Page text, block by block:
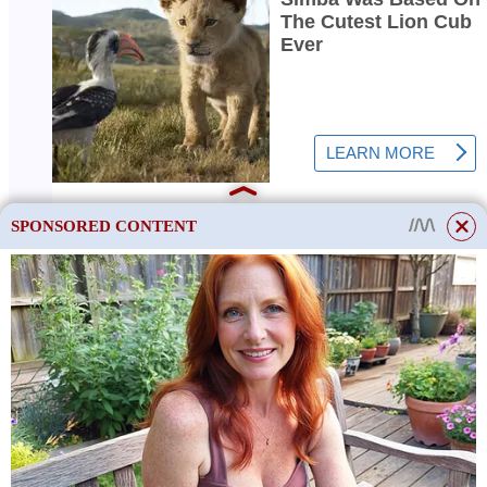
This site uses cookies to store data. By continuing to use the site, you consent
to the use of these files.
OK
SPONSORED CONTENT